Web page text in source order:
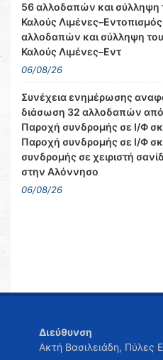
56 αλλοδαπών και σύλληψη
Καλούς
αλλοδαπών και σύλληψη του
Καλούς Λιμένες–Εντ
06/08/26
Συνέχεια ενημέρωσης
διάσωση 32 αλλοδαπών από
Παροχή συνδρομής σε Ι/Φ
Παροχή συνδρομής σε Ι/Φ
συνδρομής σε χειριστή
στην Αλόννησο
06/08/26
Διεύθυνση
Ακτή Βασιλειάδη, Πύλες